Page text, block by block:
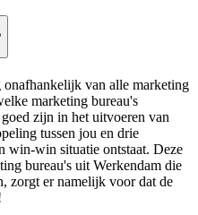
van alle marketing
marketing bureau's
zijn in het uitvoeren van
tussen jou en drie
win-win situatie ontstaat. Deze
bureau's uit Werkendam die
zorgt er namelijk voor dat de